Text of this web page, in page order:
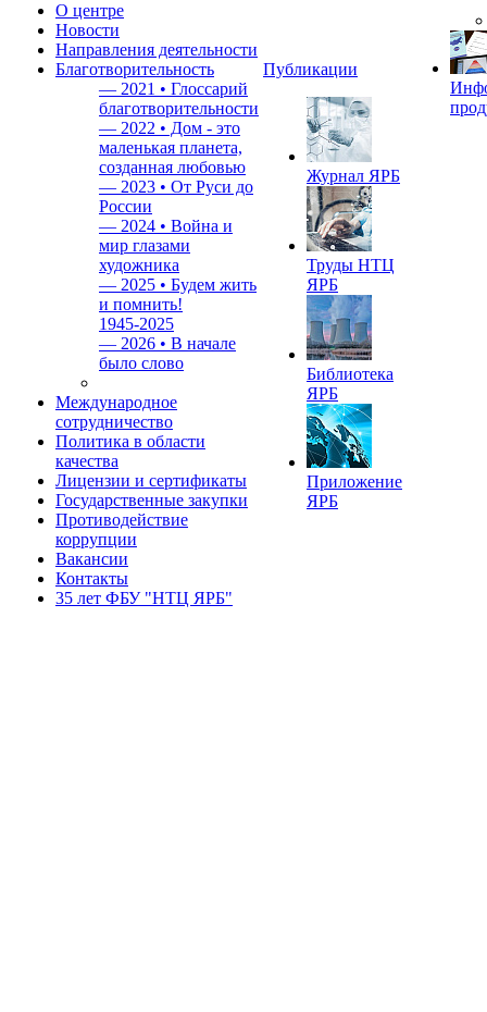
О центре
Новости
Направления деятельности
Благотворительность
— 2021 • Глоссарий
благотворительности
— 2022 • Дом - это
маленькая планета,
созданная любовью
— 2023 • От Руси до
России
— 2024 • Война и
мир глазами
художника
— 2025 • Будем жить
и помнить!
1945-2025
— 2026 • В начале
было слово
Международное
сотрудничество
Политика в области
качества
Лицензии и сертификаты
Государственные закупки
Противодействие
коррупции
Вакансии
Контакты
35 лет ФБУ "НТЦ ЯРБ"
Публикации
Журнал ЯРБ
Труды НТЦ
ЯРБ
Библиотека
ЯРБ
Приложение
ЯРБ